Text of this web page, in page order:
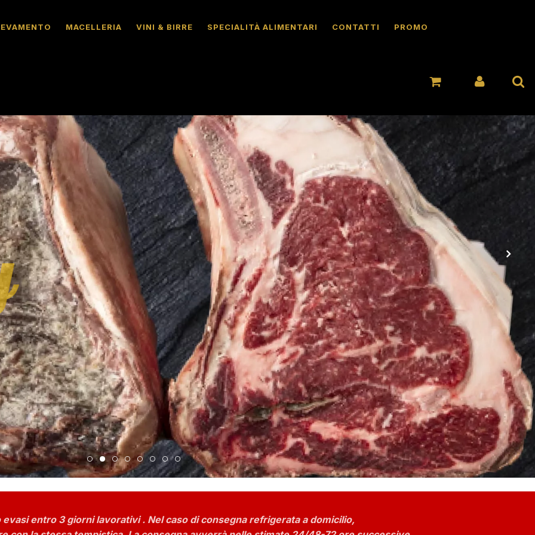
MACELLERIA VINI & BIRRE SPECIALITÀ ALIMENTARI CONTATTI PROMO
entro 3 giorni lavorativi . Nel caso di consegna refrigerata a domicilio,